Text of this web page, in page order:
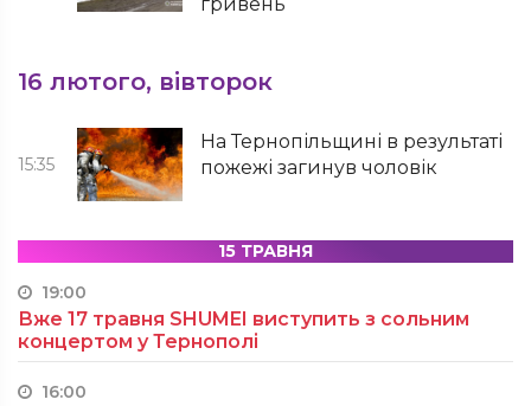
16 лютого, вівторок
15:35
На Тернопільщині в результаті
пожежі загинув чоловік
15 ТРАВНЯ
19:00
Вже 17 травня SHUMEI виступить з сольним
концертом у Тернополі
16:00